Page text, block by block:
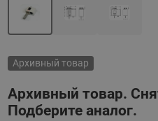
Архивный товар
Архивный товар.
Подберите аналог.